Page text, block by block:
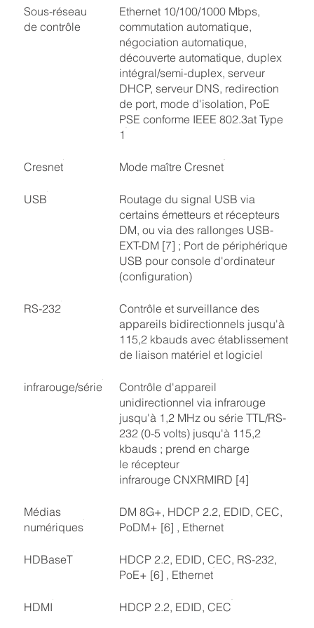
Sous-réseau
de contrôle
Ethernet 10/100/1000 Mbps,
commutation automatique,
négociation automatique,
découverte automatique, duplex
intégral/semi-duplex, serveur
DHCP, serveur DNS, redirection
de port, mode d'isolation, PoE
PSE conforme IEEE 802.3at Type
1
Cresnet Mode maître Cresnet
USB
Routage du signal USB via
certains émetteurs et récepteurs
DM, ou via des rallonges USB-
EXT-DM [7] ; Port de périphérique
USB pour console d'ordinateur
(configuration)
RS-232
Contrôle et surveillance des
appareils bidirectionnels jusqu'à
115,2 kbauds avec établissement
de liaison matériel et logiciel
infrarouge/série
Contrôle d'appareil
unidirectionnel via infrarouge
jusqu'à 1,2 MHz ou série TTL/RS-
232 (0-5 volts) jusqu'à 115,2
kbauds ; prend en charge
le récepteur
infrarouge CNXRMIRD [4]
Médias
numériques
DM 8G+, HDCP 2.2, EDID, CEC,
PoDM+ [6] , Ethernet
HDBaseT
HDCP 2.2, EDID, CEC, RS-232,
PoE+ [6] , Ethernet
HDMI HDCP 2.2, EDID, CEC